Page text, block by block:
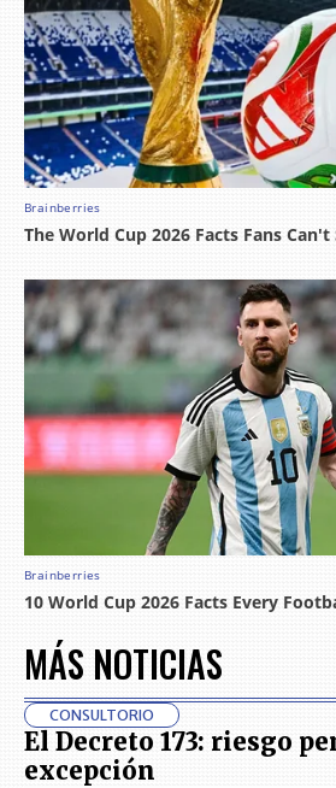
MÁS NOTICIAS
CONSULTORIO
El Decreto 173: riesgo
excepción